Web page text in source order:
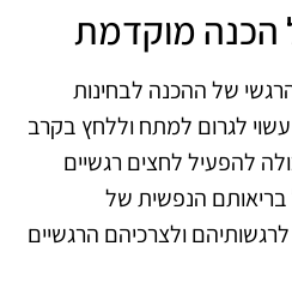
הכנה מוקדמת
של ההכנה לבחינות
לגרום למתח וללחץ בקרב
להפעיל לחצים רגשיים
בריאותם הנפשית של
ולצרכיהם הרגשיים